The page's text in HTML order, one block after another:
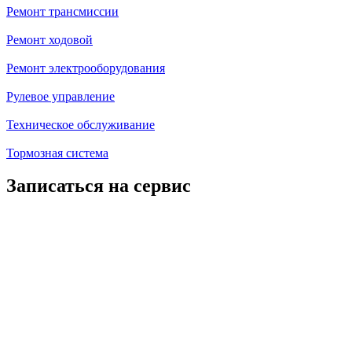
Ремонт трансмиссии
Ремонт ходовой
Ремонт электрооборудования
Рулевое управление
Техническое обслуживание
Тормозная система
Записаться на сервис